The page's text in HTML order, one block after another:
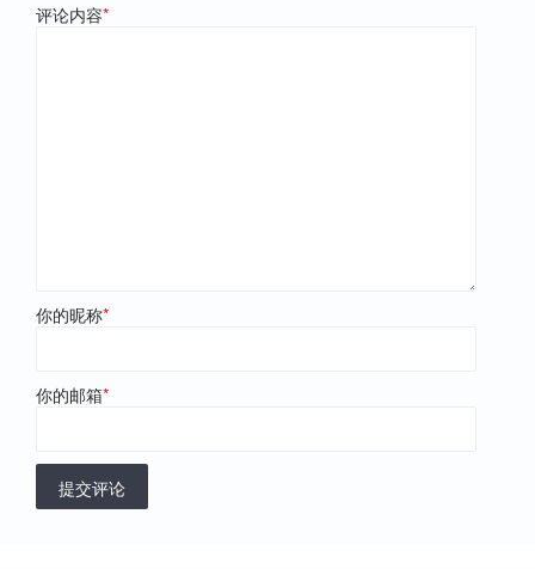
评论内容*
你的昵称*
你的邮箱*
提交评论